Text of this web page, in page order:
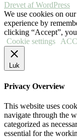
Drevet af WordPress
We use cookies on
experience by
clicking “Accept”,
Cookie settings
Luk
Privacy Overview
This website uses
navigate through the
categorized as
essential for the